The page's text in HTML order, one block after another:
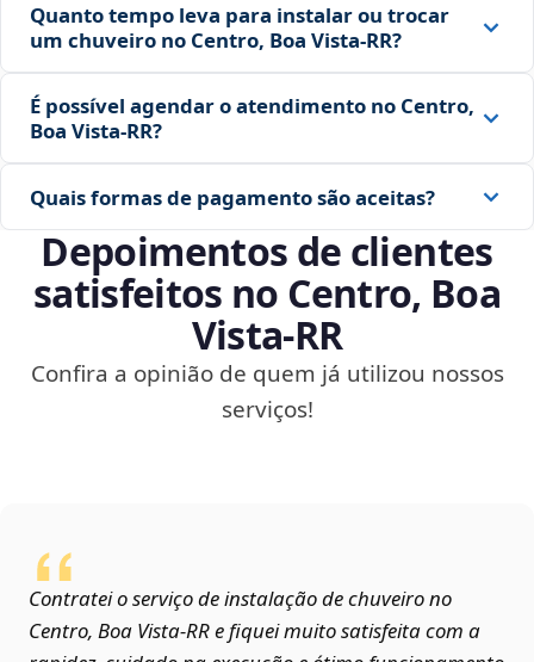
Quanto tempo leva para instalar ou trocar
um chuveiro no Centro, Boa Vista‑RR?
É possível agendar o atendimento no Centro,
Boa Vista‑RR?
Quais formas de pagamento são aceitas?
Depoimentos de clientes
satisfeitos no Centro, Boa
Vista‑RR
Confira a opinião de quem já utilizou nossos
serviços!
Contratei o serviço de instalação de chuveiro no
Centro, Boa Vista‑RR e fiquei muito satisfeita com a